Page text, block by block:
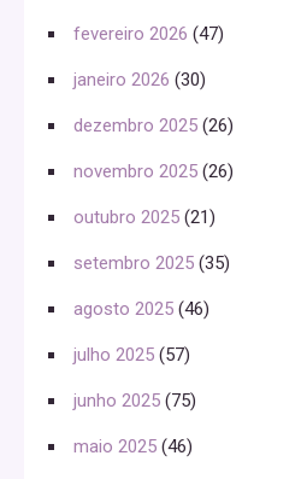
fevereiro 2026 (47)
janeiro 2026 (30)
dezembro 2025 (26)
novembro 2025 (26)
outubro 2025 (21)
setembro 2025 (35)
agosto 2025 (46)
julho 2025 (57)
junho 2025 (75)
maio 2025 (46)